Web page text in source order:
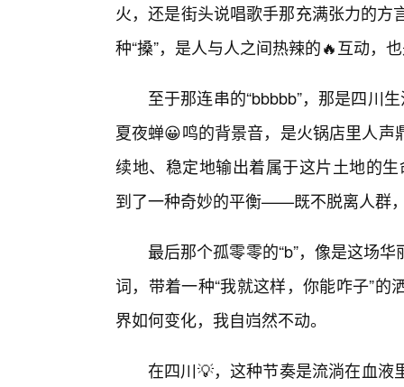
火，还是街头说唱歌手那充满张力的
种“搡”，是人与人之间热辣的🔥互动，
至于那连串的“bbbbb”，那是四川
夏夜蝉😀鸣的背景音，是火锅店里人
续地、稳定地输出着属于这片土地的
到了一种奇妙的平衡——既不脱离人群
最后那个孤零零的“b”，像是这场
词，带着一种“我就这样，你能咋子”
界如何变化，我自岿然不动。
在四川💡，这种节奏是流淌在血液